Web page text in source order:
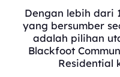
Dengan lebih dari
yang bersumber
adalah pilihan
Blackfoot
Residential